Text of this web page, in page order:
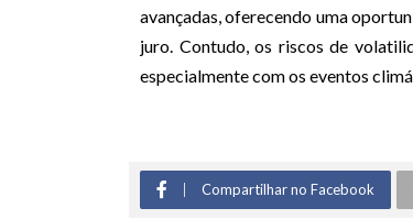
avançadas, oferecendo uma
juro. Contudo, os riscos de
especialmente com os eventos
Compartilhar no Facebook